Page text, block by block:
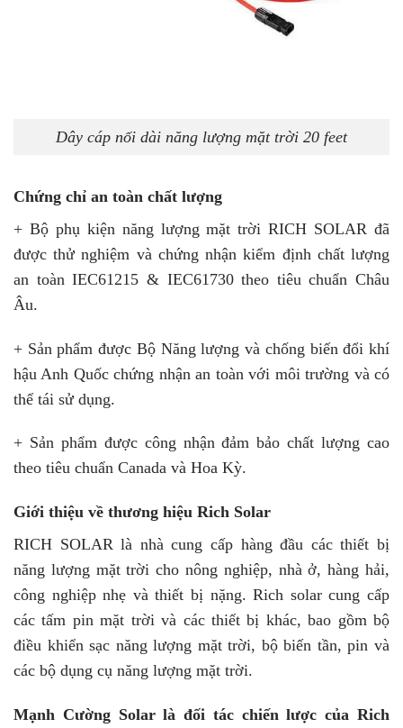
Dây cáp nối dài năng lượng mặt trời 20 feet
Chứng chỉ an toàn chất lượng
+ Bộ phụ kiện năng lượng mặt trời RICH SOLAR đã
được thử nghiệm và chứng nhận kiểm định chất lượng
an toàn IEC61215 & IEC61730 theo tiêu chuẩn Châu
Âu.
+ Sản phẩm được Bộ Năng lượng và chống biến đổi khí
hậu Anh Quốc chứng nhận an toàn với môi trường và có
thể tái sử dụng.
+ Sản phẩm được công nhận đảm bảo chất lượng cao
theo tiêu chuẩn Canada và Hoa Kỳ.
Giới thiệu về thương hiệu Rich Solar
RICH SOLAR là nhà cung cấp hàng đầu các thiết bị
năng lượng mặt trời cho nông nghiệp, nhà ở, hàng hải,
công nghiệp nhẹ và thiết bị nặng. Rich solar cung cấp
các tấm pin mặt trời và các thiết bị khác, bao gồm bộ
điều khiển sạc năng lượng mặt trời, bộ biến tần, pin và
các bộ dụng cụ năng lượng mặt trời.
Mạnh Cường Solar là đối tác chiến lược của Rich